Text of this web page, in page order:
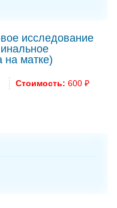
исследование
на матке)
Стоимость: 600 ₽